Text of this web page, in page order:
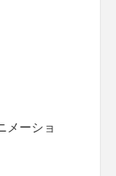
メーショ